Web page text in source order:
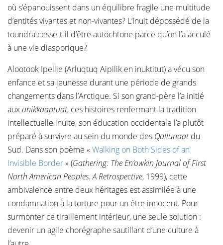
où s’épanouissent dans un équilibre fragile une multitude
d’entités vivantes et non-vivantes? L’Inuit dépossédé de la
toundra cesse-t-il d’être autochtone parce qu’on l’a acculé
à une vie diasporique?
Alootook Ipellie (Arluqtuq Aipilik en inuktitut) a vécu son
enfance et sa jeunesse durant une période de grands
changements dans l’Arctique. Si son grand-père l’a initié
aux unikkaaptuat, ces histoires renfermant la tradition
intellectuelle inuite, son éducation occidentale l’a plutôt
préparé à survivre au sein du monde des Qallunaatdu
Sud. Dans son poème «Walking on Both Sides of an
Invisible Border» (Gathering: The En’owkin Journal of First
North American Peoples. A Retrospective, 1999), cette
ambivalence entre deux héritages est assimilée à une
condamnation à la torture pour un être innocent. Pour
surmonter ce tiraillement intérieur, une seule solution :
devenir un agile chorégraphe sautillant d’une culture à